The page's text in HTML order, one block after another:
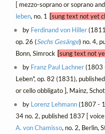
[ mezzo-soprano or soprano
leben, no. 1 [sung text not yet
by Ferdinand von Hiller
op. 26 (Sechs Gesänge) no. 4,
Bonn, Simrock [sung text not
by Franz Paul Lachner(1803
Leben", op. 82 (1831),
or cello obbligato ], Mainz,
by Lorenz Lehmann(1807 -
34 no. 2, published 1837 [
A. von Chamisso, no. 2, Berlin,